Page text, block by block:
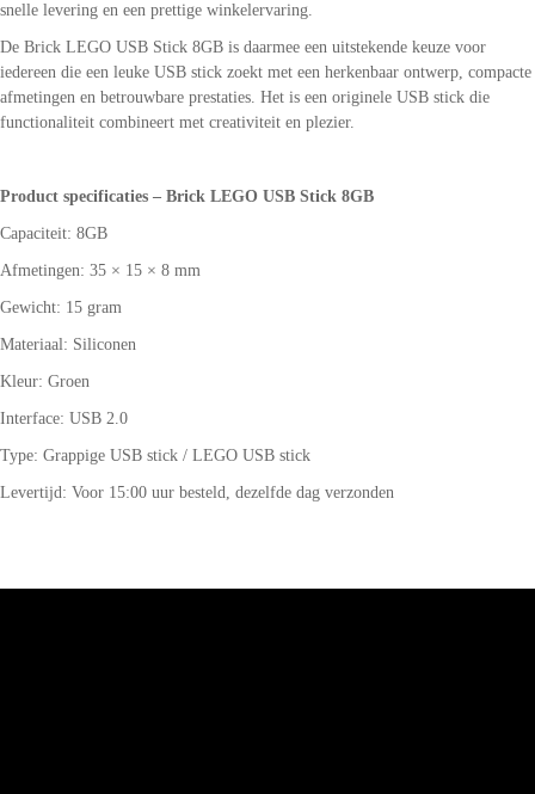
snelle levering en een prettige winkelervaring.
De Brick LEGO USB Stick 8GB is daarmee een uitstekende keuze voor
iedereen die een leuke USB stick zoekt met een herkenbaar ontwerp, compacte
afmetingen en betrouwbare prestaties. Het is een originele USB stick die
functionaliteit combineert met creativiteit en plezier.
Product specificaties – Brick LEGO USB Stick 8GB
Capaciteit: 8GB
Afmetingen: 35 × 15 × 8 mm
Gewicht: 15 gram
Materiaal: Siliconen
Kleur: Groen
Interface: USB 2.0
Type: Grappige USB stick / LEGO USB stick
Levertijd: Voor 15:00 uur besteld, dezelfde dag verzonden